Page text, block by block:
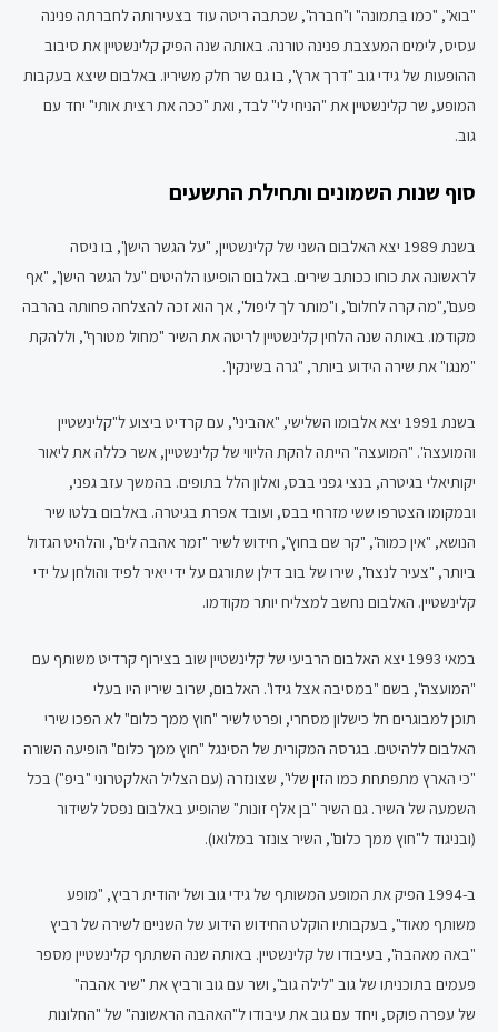
"בוא", "כמו בִּתמונה" ו"חברה", שכתבה ריטה עוד בצעירותה לחברתה פנינה
עסיס, לימים המעצבת פנינה טורנה. באותה שנה הפיק קלינשטיין את סיבוב
ההופעות של גידי גוב "דרך ארץ", בו גם שר חלק משיריו. באלבום שיצא בעקבות
המופע, שר קלינשטיין את "הניחי לי" לבד, ואת "ככה את רצית אותי" יחד עם
גוב.
סוף שנות השמונים ותחילת התשעים
בשנת 1989 יצא האלבום השני של קלינשטיין, "על הגשר הישן", בו ניסה
לראשונה את כוחו ככותב שירים. באלבום הופיעו הלהיטים "על הגשר הישן", "אף
פעם","מה קרה לחלום", ו"מותר לך ליפול", אך הוא זכה להצלחה פחותה בהרבה
מקודמו. באותה שנה הלחין קלינשטיין לריטה את השיר "מחול מטורף", וללהקת
"מנגו" את שירה הידוע ביותר, "גרה בשינקין".
בשנת 1991 יצא אלבומו השלישי, "אהביני", עם קרדיט ביצוע ל"קלינשטיין
והמועצה". "המועצה" הייתה להקת הליווי של קלינשטיין, אשר כללה את ליאור
יקותיאלי בגיטרה, בנצי גפני בבס, ואלון הלל בתופים. בהמשך עזב גפני,
ובמקומו הצטרפו ששי מזרחי בבס, ועובד אפרת בגיטרה. באלבום בלטו שיר
הנושא, "אין כמוה", "קר שם בחוץ", חידוש לשיר "זמר אהבה לים", והלהיט הגדול
ביותר, "צעיר לנצח", שירו של בוב דילן שתורגם על ידי יאיר לפיד והולחן על ידי
קלינשטיין. האלבום נחשב למצליח יותר מקודמו.
במאי 1993 יצא האלבום הרביעי של קלינשטיין שוב בצירוף קרדיט משותף עם
"המועצה", בשם "במסיבה אצל גידו". האלבום, שרוב שיריו היו בעלי
תוכן למבוגרים חל כישלון מסחרי, ופרט לשיר "חוץ ממך כלום" לא הפכו שירי
האלבום ללהיטים. בגרסה המקורית של הסינגל "חוץ ממך כלום" הופיעה השורה
"כי הארץ מתפתחת כמו הזין שלי", שצונזרה (עם הצליל האלקטרוני "ביפ") בכל
השמעה של השיר. גם השיר "בן אלף זונות" שהופיע באלבום נפסל לשידור
(ובניגוד ל"חוץ ממך כלום", השיר צונזר במלואו).
ב-1994 הפיק את המופע המשותף של גידי גוב ושל יהודית רביץ, "מופע
משותף מאוד", בעקבותיו הוקלט החידוש הידוע של השניים לשירה של רביץ
"באה מאהבה", בעיבודו של קלינשטיין. באותה שנה השתתף קלינשטיין מספר
פעמים בתוכניתו של גוב "לילה גוב", ושר עם גוב ורביץ את "שיר אהבה"
של עפרה פוקס, ויחד עם גוב את עיבודו ל"האהבה הראשונה" של "החלונות